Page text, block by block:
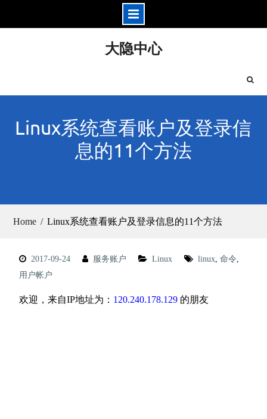
大隐中心
Linux系统查看账户及登录信
息的11个方法
Home Linux系统查看账户及登录信息的11个方法
2017-09-24 服务账户 Linux linux, 命令,
用户帐户
欢迎，来自IP地址为： 120.240.178.129的朋友